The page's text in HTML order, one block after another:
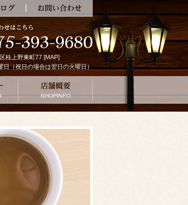
ブログ
桂上野東町77 [MAP]
日（祝日の場合は翌日の火曜日）
おすすめメニュー